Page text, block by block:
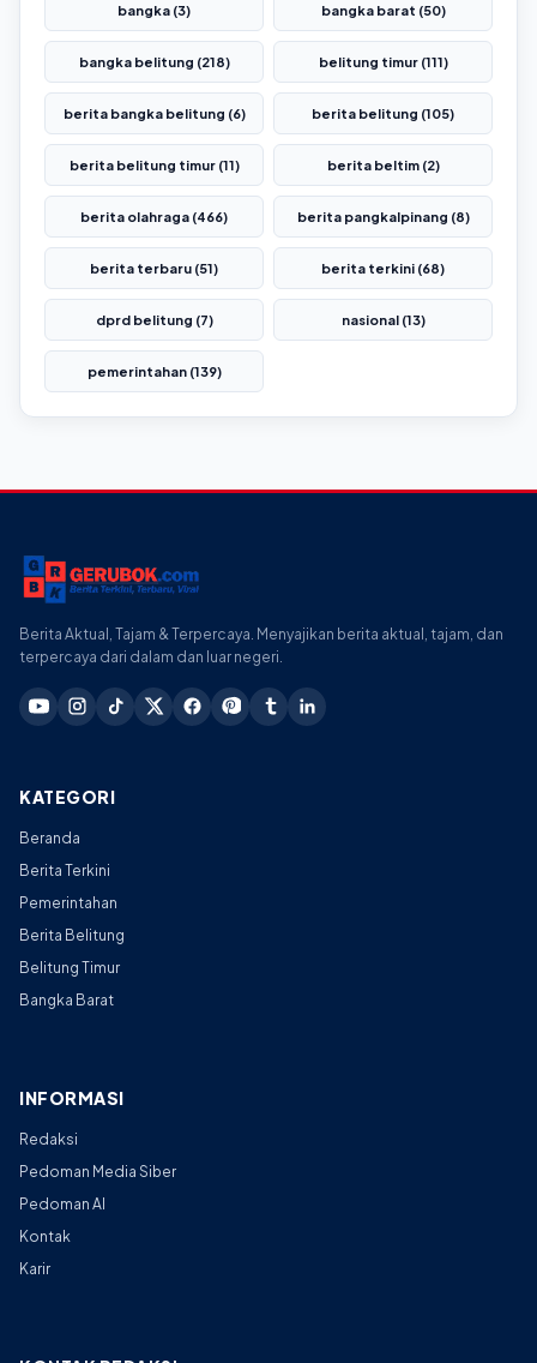
bangka (3) bangka barat (50)
bangka belitung (218) belitung timur (111)
berita bangka belitung (6) berita belitung (105)
berita belitung timur (11) berita beltim (2)
berita olahraga (466) berita pangkalpinang (8)
berita terbaru (51) berita terkini (68)
dprd belitung (7) nasional (13)
pemerintahan (139)
Berita Aktual, Tajam & Terpercaya. Menyajikan berita aktual, tajam, dan
terpercaya dari dalam dan luar negeri.
KATEGORI
Beranda
Berita Terkini
Pemerintahan
Berita Belitung
Belitung Timur
Bangka Barat
INFORMASI
Redaksi
Pedoman Media Siber
Pedoman AI
Kontak
Karir